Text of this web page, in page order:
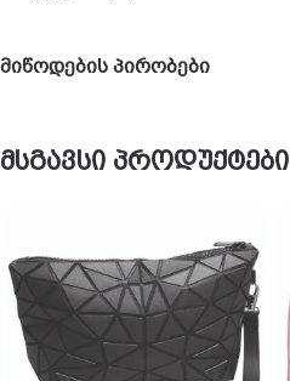
მიწოდების პირობები
მსგავსი პროდუქტები